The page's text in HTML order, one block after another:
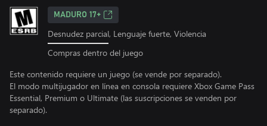
MADURO 17+
Desnudez parcial, Lenguaje fuerte, Violencia
Compras dentro del juego
Este contenido requiere un juego (se vende por separado).
El modo multijugador en línea en consola requiere Xbox Game Pass
Essential, Premium o Ultimate (las suscripciones se venden por
separado).